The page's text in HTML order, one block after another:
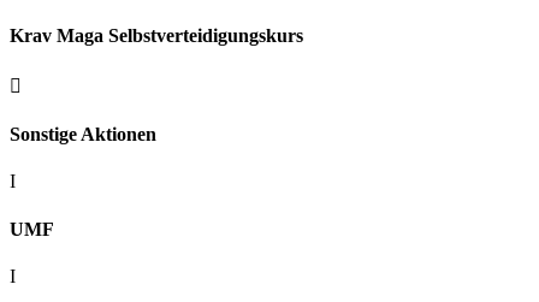
Krav Maga Selbstverteidigungskurs

Sonstige Aktionen
I
UMF
I